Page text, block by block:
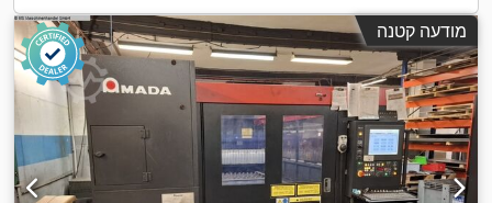
מודעה קטנה